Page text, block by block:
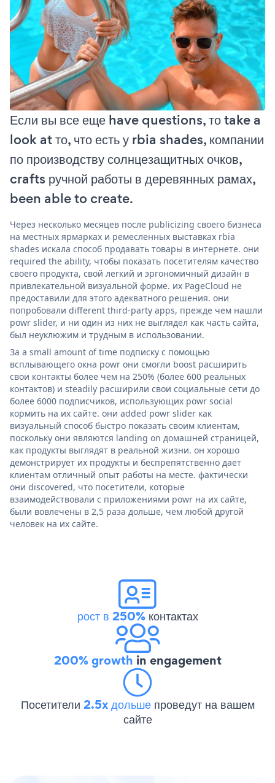
Если вы все еще have questions, то take a
look at то, что есть у rbia shades, компании
по производству солнцезащитных очков,
crafts ручной работы в деревянных рамах,
been able to create.
Через несколько месяцев после publicizing своего бизнеса
на местных ярмарках и ремесленных выставках rbia
shades искала способ продавать товары в интернете. они
required the ability, чтобы показать посетителям качество
своего продукта, свой легкий и эргономичный дизайн в
привлекательной визуальной форме. их PageCloud не
предоставили для этого адекватного решения. они
попробовали different third-party apps, прежде чем нашли
powr slider, и ни один из них не выглядел как часть сайта,
был неуклюжим и трудным в использовании.
За a small amount of time подписку с помощью
всплывающего окна powr они смогли boost расширить
свои контакты более чем на 250% (более 600 реальных
контактов) и steadily расширили свои социальные сети до
более 6000 подписчиков, использующих powr social
кормить на их сайте. они added powr slider как
визуальный способ быстро показать своим клиентам,
поскольку они являются landing on домашней страницей,
как продукты выглядят в реальной жизни. он хорошо
демонстрирует их продукты и беспрепятственно дает
клиентам отличный опыт работы на месте. фактически
они discovered, что посетители, которые
взаимодействовали с приложениями powr на их сайте,
были вовлечены в 2,5 раза дольше, чем любой другой
человек на их сайте.
рост в 250%контактах
200% growth in engagement
Посетители 2.5x дольше проведут на вашем
сайте